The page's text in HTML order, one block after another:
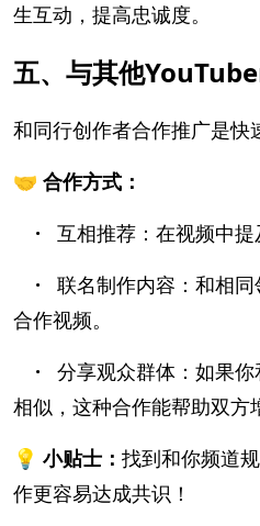
生互动，提高忠诚度。
五、与其他
和同行创作者合作推广是快
🤝 合作方式：
·
互相推荐：在视频中提
·
联名制作内容：和相
合作视频。
·
分享观众群体：如果
相似，这种合作能帮助双方
💡 小贴士： 找到和你频道
作更容易达成共识！